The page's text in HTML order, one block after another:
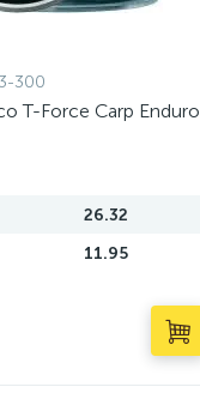
300
T-Force Carp Enduro
26.32
11.95